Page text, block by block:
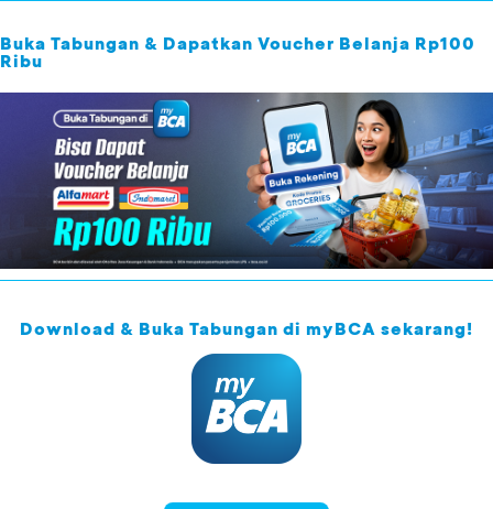
Buka Tabungan & Dapatkan Voucher Belanja Rp100
Ribu
Download & Buka Tabungan di myBCA sekarang!